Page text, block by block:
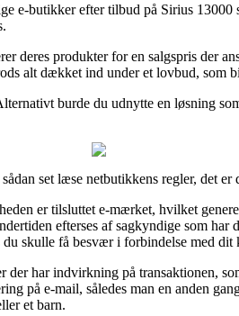
e-butikker efter tilbud på Sirius
deres produkter for en salgspris der
alt dækket ind under et lovbud, som
burde du udnytte en løsning
set læse netbutikkens regler, det
er tilsluttet e-mærket, hvilket
efterses af sagkyndige som
skulle få besvær i forbindelse med dit
har indvirkning på transaktionen,
på e-mail, således man en anden
et barn.